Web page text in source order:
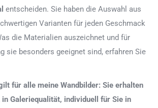
entscheiden. Sie haben die Auswahl aus
Varianten für jeden Geschmack
die Materialien auszeichnet und für
sie besonders geeignet sind, erfahren Sie
für alle meine Wandbilder: Sie erhalten
Galeriequalität, individuell für Sie in